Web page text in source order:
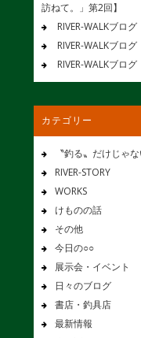
訪ねて。」第2回】
RIVER-WALKブロ
RIVER-WALKブロ
RIVER-WALKブロ
カテゴリー
〝釣る〟だけじゃ
RIVER-STORY
WORKS
けものの話
その他
今日の○○
展示会・イベント
日々のブログ
書店・釣具店
最新情報